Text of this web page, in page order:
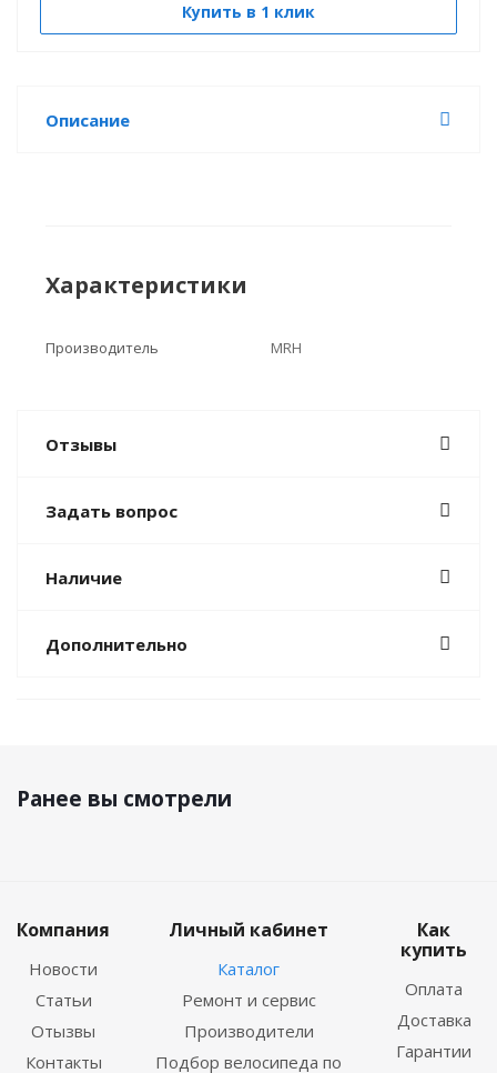
Купить в 1 клик
Описание
Характеристики
Производитель MRH
Отзывы
Задать вопрос
Наличие
Дополнительно
Ранее вы смотрели
Компания
Новости
Статьи
Отызвы
Контакты
Личный кабинет
Каталог
Ремонт и сервис
Производители
Подбор велосипеда по
Как
купить
Оплата
Доставка
Гарантии